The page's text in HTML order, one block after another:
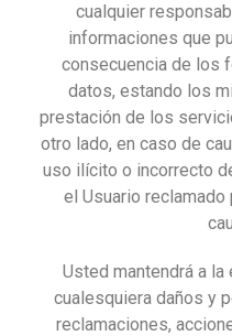
cualquier
informaciones que
consecuencia de los
datos, estando los
prestación de los
otro lado, en caso de
uso ilícito o incorrecto
el Usuario
Usted mantendrá a
cualesquiera daños y
reclamaciones,